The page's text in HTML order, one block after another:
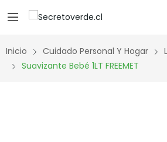
Inicio Cuidado Personal Y Hogar
Suavizante Bebé 1LT FREEMET